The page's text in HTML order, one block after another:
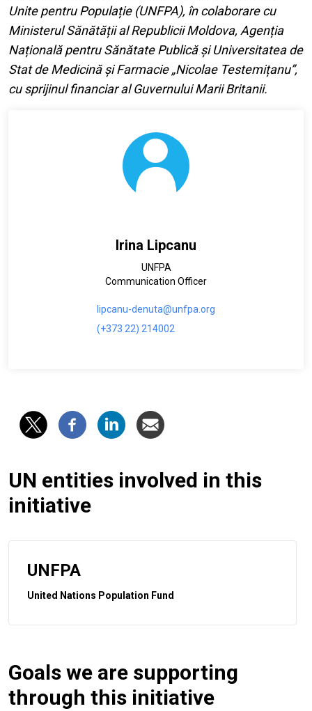
Unite pentru Populație (UNFPA), în colaborare cu
Ministerul Sănătății al Republicii Moldova, Agenția
Națională pentru Sănătate Publică și Universitatea de
Stat de Medicină și Farmacie „Nicolae Testemițanu”,
cu sprijinul financiar al Guvernului Marii Britanii.
Irina Lipcanu
UNFPA
Communication Officer
lipcanu-denuta@unfpa.org
(+373 22) 214002
UN entities involved in this
initiative
UNFPA
United Nations Population Fund
Goals we are supporting
through this initiative